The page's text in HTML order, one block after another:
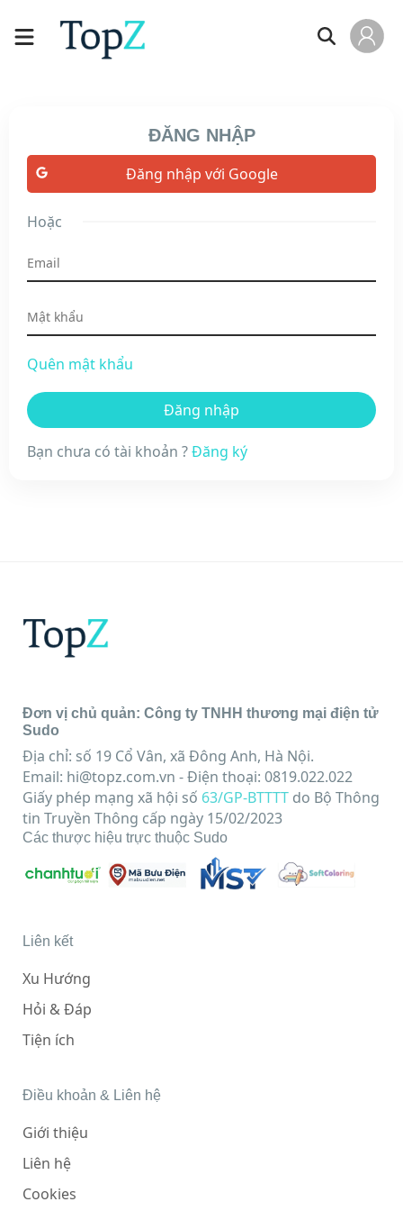
ĐĂNG NHẬP
Đăng nhập với Google
Hoặc
Quên mật khẩu
Bạn chưa có tài khoản ?Đăng ký
Đơn vị chủ quản: Công ty TNHH thương mại điện tử
Sudo
Địa chỉ: số 19 Cổ Vân, xã Đông Anh, Hà Nội.
Email: hi@topz.com.vn - Điện thoại: 0819.022.022
Giấy phép mạng xã hội số 63/GP-BTTTT do Bộ Thông
tin Truyền Thông cấp ngày 15/02/2023
Các thược hiệu trực thuộc Sudo
Liên kết
Xu Hướng
Hỏi & Đáp
Tiện ích
Điều khoản & Liên hệ
Giới thiệu
Liên hệ
Cookies